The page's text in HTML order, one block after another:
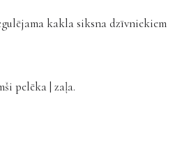
kakla siksna dzīvniekiem
pelēka | zaļa.